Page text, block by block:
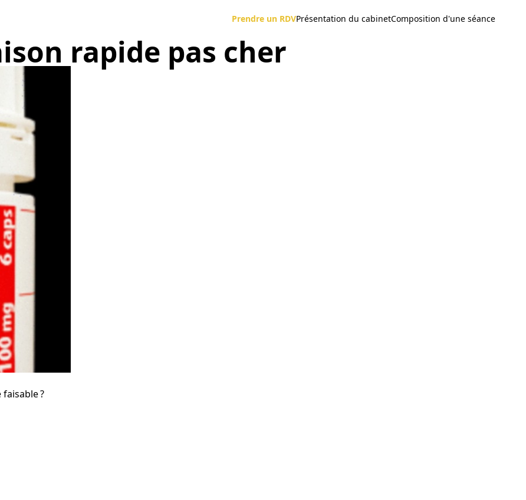
Prendre un RDVPrésentation du cabinetComposition d'une séance
rapide pas cher
?